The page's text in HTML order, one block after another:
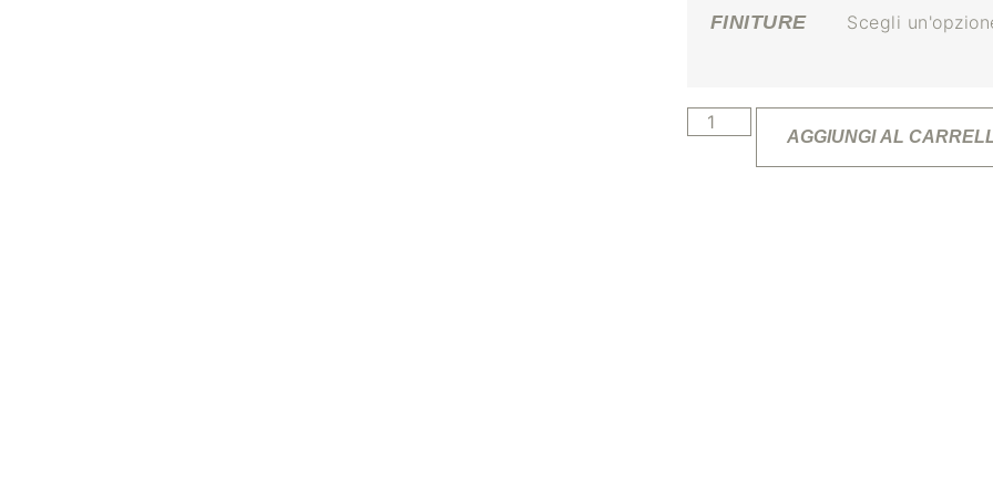
FINITURE
AGGIUNGI AL